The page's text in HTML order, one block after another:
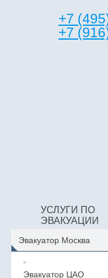
+7
+7
УСЛУГИ ПО
ЭВАКУАЦИИ
Эвакуатор Москва
Эвакуатор ЦАО